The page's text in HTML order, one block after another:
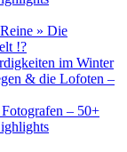
» Die
!?
im Winter
& die Lofoten –
– 50+